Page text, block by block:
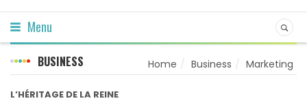
Menu
BUSINESS Home Business Marketing
L’HÉRITAGE DE LA REINE